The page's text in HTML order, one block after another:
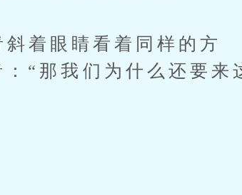
眼睛看着同样的方
“那我们为什么还要来